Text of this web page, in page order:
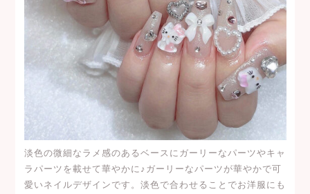
淡色の微細なラメ感のあるベースにガーリーなパーツやキャ
ラパーツを載せて華やかに♪ガーリーなパーツが華やかで可
愛いネイルデザインです。淡色で合わせることでお洋服にも